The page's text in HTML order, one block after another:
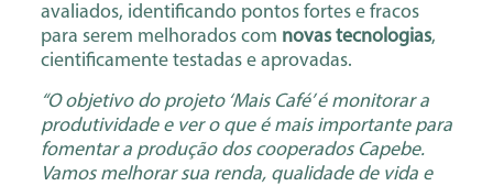
avaliados, identificando pontos fortes e fracos
para serem melhorados com novas tecnologias,
cientificamente testadas e aprovadas.
“O objetivo do projeto ‘Mais Café’ é monitorar a
produtividade e ver o que é mais importante para
fomentar a produção dos cooperados Capebe.
Vamos melhorar sua renda, qualidade de vida e